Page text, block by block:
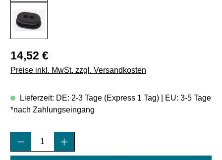
Regulärer Preis:
14,52 €
Preise inkl. MwSt. zzgl. Versandkosten
Lieferzeit: DE: 2-3 Tage (Express 1 Tag) | EU: 3-5 Tage
*nach Zahlungseingang
Produkt Anzahl: Gib den gewünschten